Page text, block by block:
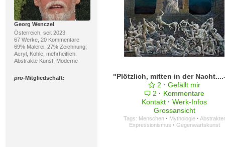
Georg Wenczel
Österreich, seit 2023
67 Werke, 20 Kommentare
69% Malerei, 27% Zeichnung;
Acryl, Kohle; mehrheitlich:
Abstrakte Kunst, Moderne
pro-Mitgliedschaft:
2 · Gefällt mir
2 · Kommentare
Kontakt · Werk-Infos
Grossansicht
Tags: Menschen · Mythologie · Abstrakter
Expressionismus · Gegenwartskunst